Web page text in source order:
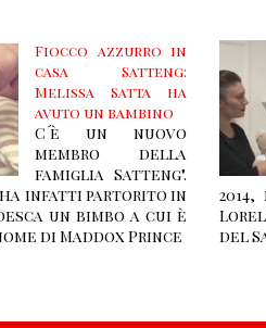
Fiocco azzurro in
casa Satteng:
Melissa Satta ha
avuto un bambino
C´è un nuovo
membro della
famiglia Satteng".
ha infatti partorito in
un bimbo a cui è
di Maddox Prince
del